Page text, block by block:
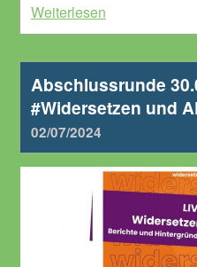
Weiterlesen
Abschlussrunde
#Widersetzen und
02/07/2024